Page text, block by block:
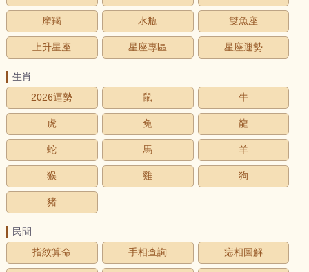
摩羯 水瓶 雙魚座
上升星座 星座專區 星座運勢
生肖
2026運勢
鼠 牛
虎 兔 龍
蛇 馬 羊
猴 雞 狗
豬
民間
指紋算命
手相查詢 痣相圖解